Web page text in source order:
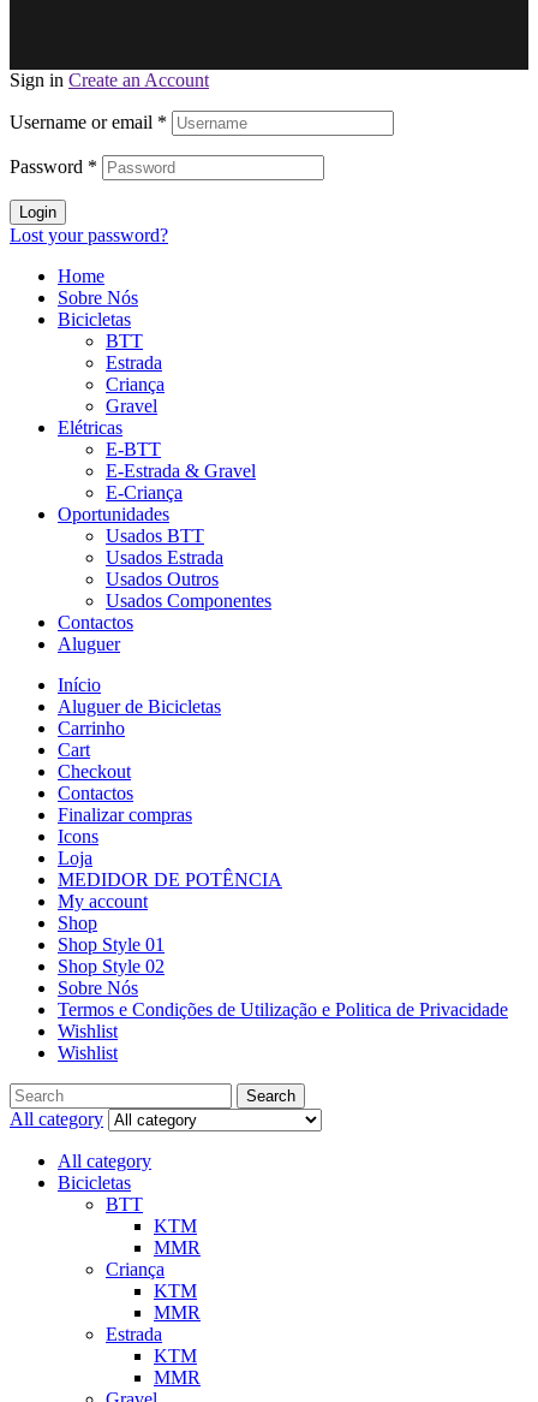
Sign in Create an Account
Username or email *
Password *
Login
Lost your password?
Home
Sobre Nós
Bicicletas
BTT
Estrada
Criança
Gravel
Elétricas
E-BTT
E-Estrada & Gravel
E-Criança
Oportunidades
Usados BTT
Usados Estrada
Usados Outros
Usados Componentes
Contactos
Aluguer
Início
Aluguer de Bicicletas
Carrinho
Cart
Checkout
Contactos
Finalizar compras
Icons
Loja
MEDIDOR DE POTÊNCIA
My account
Shop
Shop Style 01
Shop Style 02
Sobre Nós
Termos e Condições de Utilização e Politica de Privacidade
Wishlist
Wishlist
Search
All category
All category
Bicicletas
BTT
KTM
MMR
Criança
KTM
MMR
Estrada
KTM
MMR